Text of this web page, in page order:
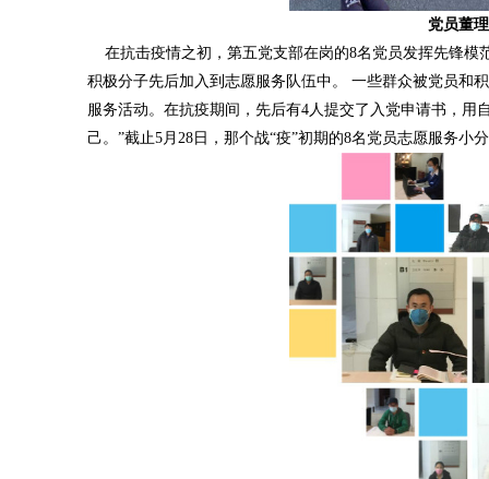
党员董
在抗击疫情之初，第五党支部在岗的8名党员发挥先锋模
积极分子先后加入到志愿服务队伍中。 一些群众被党员和
服务活动。在抗疫期间，先后有4人提交了入党申请书，
己。”截止5月28日，那个战“疫”初期的8名党员志愿服务小